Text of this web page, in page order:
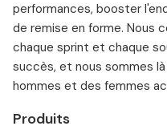
performances, booster
de remise en forme. Nous
chaque sprint et chaque
succès, et nous sommes
hommes et des femmes
Produits